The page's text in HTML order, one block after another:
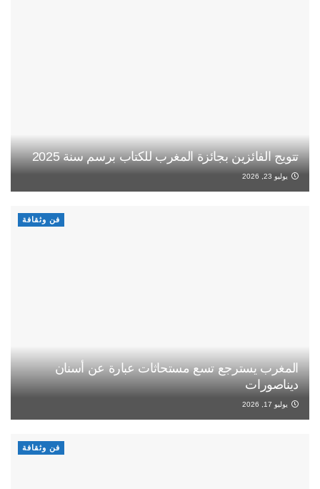
تتويج الفائزين بجائزة المغرب للكتاب برسم سنة 2025
يوليو 23, 2026
فن وثقافة
المغرب يسترجع تسع مستحاثات عبارة عن أسنان
ديناصورات
يوليو 17, 2026
فن وثقافة